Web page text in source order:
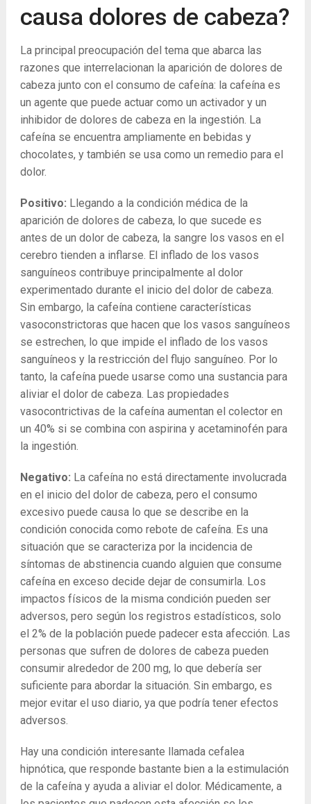
causa dolores de cabeza?
La principal preocupación del tema que abarca las
razones que interrelacionan la aparición de dolores de
cabeza junto con el consumo de cafeína: la cafeína es
un agente que puede actuar como un activador y un
inhibidor de dolores de cabeza en la ingestión. La
cafeína se encuentra ampliamente en bebidas y
chocolates, y también se usa como un remedio para el
dolor.
Positivo: Llegando a la condición médica de la
aparición de dolores de cabeza, lo que sucede es
antes de un dolor de cabeza, la sangre los vasos en el
cerebro tienden a inflarse. El inflado de los vasos
sanguíneos contribuye principalmente al dolor
experimentado durante el inicio del dolor de cabeza.
Sin embargo, la cafeína contiene características
vasoconstrictoras que hacen que los vasos sanguíneos
se estrechen, lo que impide el inflado de los vasos
sanguíneos y la restricción del flujo sanguíneo. Por lo
tanto, la cafeína puede usarse como una sustancia para
aliviar el dolor de cabeza. Las propiedades
vasocontrictivas de la cafeína aumentan el colector en
un 40% si se combina con aspirina y acetaminofén para
la ingestión.
Negativo: La cafeína no está directamente involucrada
en el inicio del dolor de cabeza, pero el consumo
excesivo puede causa lo que se describe en la
condición conocida como rebote de cafeína. Es una
situación que se caracteriza por la incidencia de
síntomas de abstinencia cuando alguien que consume
cafeína en exceso decide dejar de consumirla. Los
impactos físicos de la misma condición pueden ser
adversos, pero según los registros estadísticos, solo
el 2% de la población puede padecer esta afección. Las
personas que sufren de dolores de cabeza pueden
consumir alrededor de 200 mg, lo que debería ser
suficiente para abordar la situación. Sin embargo, es
mejor evitar el uso diario, ya que podría tener efectos
adversos.
Hay una condición interesante llamada cefalea
hipnótica, que responde bastante bien a la estimulación
de la cafeína y ayuda a aliviar el dolor. Médicamente, a